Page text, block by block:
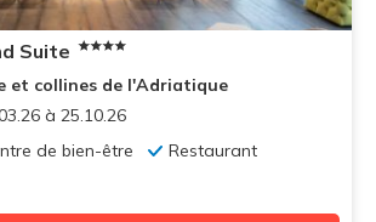
Suite
et collines de l'Adriatique
à 25.10.26
de bien-être
Restaurant